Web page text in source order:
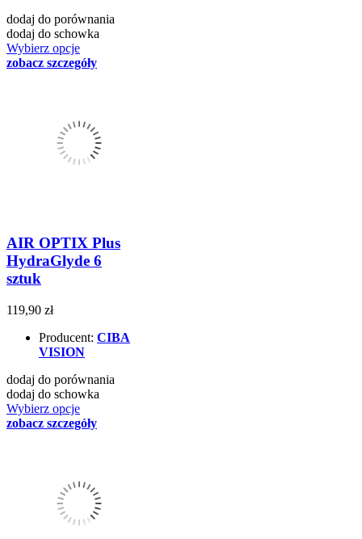
dodaj do porównania
dodaj do schowka
Wybierz opcje
zobacz szczegóły
AIR OPTIX Plus
HydraGlyde 6
sztuk
119,90 zł
Producent: CIBA
VISION
dodaj do porównania
dodaj do schowka
Wybierz opcje
zobacz szczegóły